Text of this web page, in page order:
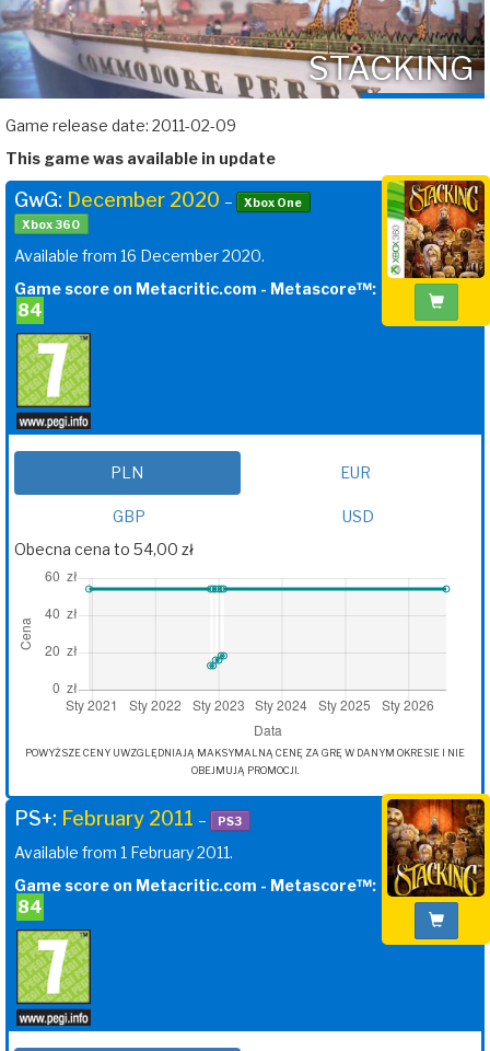
STACKING
Game release date: 2011-02-09
This game was available in update
GwG: December 2020 –
Xbox One
Xbox 360
Available from 16 December 2020.
Game score on Metacritic.com - Metascore™:
84
PLN EUR
GBP
USD
Obecna cena to 54,00 zł
POWYŻSZE CENY UWZGLĘDNIAJĄ MAKSYMALNĄ CENĘ ZA GRĘ W DANYM OKRESIE I NIE
OBEJMUJĄ PROMOCJI.
PS+: February 2011 – PS3
Available from 1 February 2011.
Game score on Metacritic.com - Metascore™:
84